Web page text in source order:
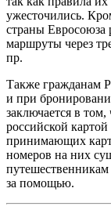
ужесточились.
страны Евросоюза
маршруты через
пр.
Также гражданам
и при
заключается в
российской
принимающих
номеров на них
за помощью.